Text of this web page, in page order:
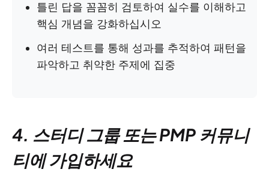
틀린 답을 꼼꼼히 검토하여 실수를 이해하고
핵심 개념을 강화하십시오
여러 테스트를 통해 성과를 추적하여 패턴을
파악하고 취약한 주제에 집중
4. 스터디 그룹 또는 PMP 커뮤니
티에 가입하세요